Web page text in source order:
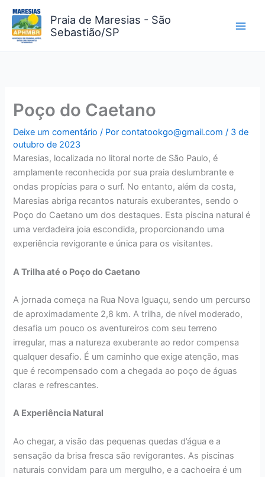
para
conteúdo
Praia de Maresias - São
Sebastião/SP
Poço do Caetano
Deixe um comentário / Porcontatookgo@gmail.com/ 3 de
outubro de 2023
Maresias, localizada no litoral norte de São Paulo, é
amplamente reconhecida por sua praia deslumbrante e
ondas propícias para o surf. No entanto, além da costa,
Maresias abriga recantos naturais exuberantes, sendo o
Poço do Caetano um dos destaques. Esta piscina natural é
uma verdadeira joia escondida, proporcionando uma
experiência revigorante e única para os visitantes.
A Trilha até o Poço do Caetano
A jornada começa na Rua Nova Iguaçu, sendo um percurso
de aproximadamente 2,8 km. A trilha, de nível moderado,
desafia um pouco os aventureiros com seu terreno
irregular, mas a natureza exuberante ao redor compensa
qualquer desafio. É um caminho que exige atenção, mas
que é recompensado com a chegada ao poço de águas
claras e refrescantes​.
A Experiência Natural
Ao chegar, a visão das pequenas quedas d’água e a
sensação da brisa fresca são revigorantes. As piscinas
naturais convidam para um mergulho, e a cachoeira é um